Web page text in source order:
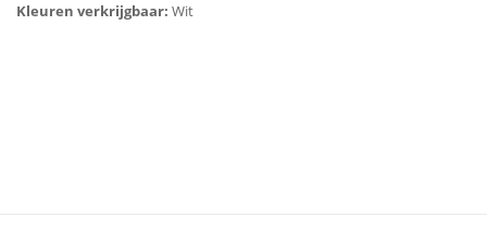
Kleuren verkrijgbaar: Wit